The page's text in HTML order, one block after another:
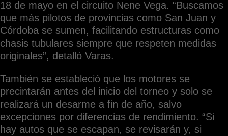
18 de mayo en el circuito Nene Vega. “Buscamos
que más pilotos de provincias como San Juan y
Córdoba se sumen, facilitando estructuras como
chasis tubulares siempre que respeten medidas
originales”, detalló Varas.
También se estableció que los motores se
precintarán antes del inicio del torneo y solo se
realizará un desarme a fin de año, salvo
excepciones por diferencias de rendimiento. “Si
hay autos que se escapan, se revisarán y, si